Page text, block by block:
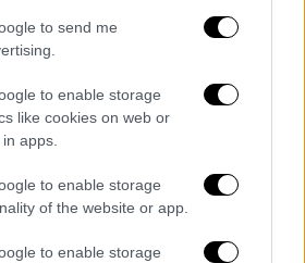
to send me
to enable storage
like cookies on web or
apps.
to enable storage
of the website or app.
to enable storage
Πρωτογενές
12,4%
πολύ σκληρό, αρχίσαμε να
Συγκλονιστικές
Κολομβία